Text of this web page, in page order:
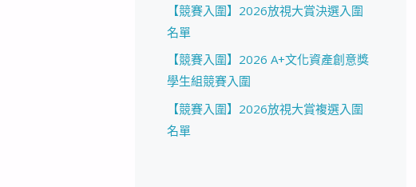
【競賽入圍】2026放視大賞決選入圍
名單
【競賽入圍】2026 A+文化資產創意獎
學生組競賽入圍
【競賽入圍】2026放視大賞複選入圍
名單